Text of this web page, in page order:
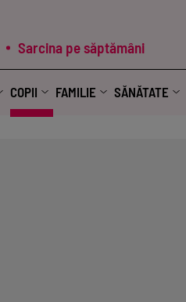
Sarcina pe săptămâni
COPII FAMILIE SĂNĂTATE